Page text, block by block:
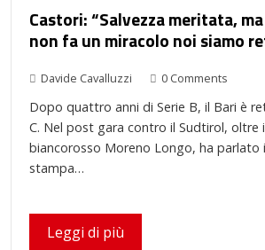
Castori: “Salvezza meritata,
non fa un miracolo noi siamo
Davide Cavalluzzi 0 Comments
Dopo quattro anni di Serie B, il Bari è
C. Nel post gara contro il Sudtirol, oltre
biancorosso Moreno Longo, ha parlato
stampa…
Leggi di più